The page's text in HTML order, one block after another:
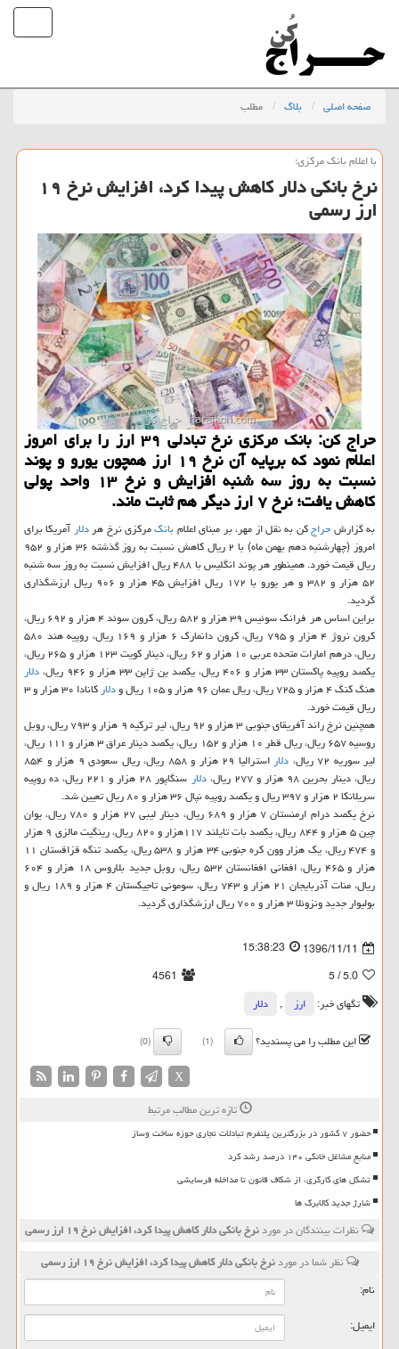
صفحه اصلی بلاگ مطلب
با اعلام بانك مركزی؛
نرخ بانكی دلار كاهش پیدا كرد، افزایش نرخ ۱۹
ارز رسمی
حراج كن: بانك مركزی نرخ تبادلی ۳۹ ارز را برای امروز
اعلام نمود كه برپایه آن نرخ ۱۹ ارز همچون یورو و پوند
نسبت به روز سه شنبه افزایش و نرخ ۱۳ واحد پولی
كاهش یافت؛ نرخ ۷ ارز دیگر هم ثابت ماند.
به گزارشحراجكن به نقل از مهر، بر مبنای اعلامبانكمركزی نرخ هردلارآمریكا برای
امروز (چهارشنبه دهم بهمن ماه) با ۲ ریال كاهش نسبت به روز گذشته ۳۶ هزار و ۹۵۲
ریال قیمت خورد. همینطور هر پوند انگلیس با ۴۸۸ ریال افزایش نسبت به روز سه شنبه
۵۲ هزار و ۳۸۲ و هر یورو با ۱۷۲ ریال افزایش ۴۵ هزار و ۹۰۶ ریال ارزشگذاری
گردید.
براین اساس هر فرانك سوئیس ۳۹ هزار و ۵۸۲ ریال، كرون سوئد ۴ هزار و ۶۹۲ ریال،
كرون نروژ ۴ هزار و ۷۹۵ ریال، كرون دانمارك ۶ هزار و ۱۶۹ ریال، روپیه هند ۵۸۰
ریال، درهم امارات متحده عربی ۱۰ هزار و ۶۲ ریال، دینار كویت ۱۲۳ هزار و ۲۶۵ ریال،
یكصد روپیه پاكستان ۳۳ هزار و ۴۰۶ ریال، یكصد ین ژاپن ۳۳ هزار و ۹۴۶ ریال،
دلار
هنگ كنگ ۴ هزار و ۷۲۵ ریال، ریال عمان ۹۶ هزار و ۱۰۵ ریال و
دلار
كانادا ۳۰ هزار و ۳
ریال قیمت خورد.
همچنین نرخ راند آفریقای جنوبی ۳ هزار و ۹۲ ریال، لیر تركیه ۹ هزار و ۷۹۳ ریال، روبل
روسیه ۶۵۷ ریال، ریال قطر ۱۰ هزار و ۱۵۲ ریال، یكصد دینار عراق ۳ هزار و ۱۱۱ ریال،
لیر سوریه ۷۲ ریال،
دلار
استرالیا ۲۹ هزار و ۸۵۸ ریال، ریال سعودی ۹ هزار و ۸۵۴
ریال، دینار بحرین ۹۸ هزار و ۲۷۷ ریال،
دلار
سنگاپور ۲۸ هزار و ۲۲۱ ریال، ده روپیه
سریلانكا ۲ هزار و ۳۹۷ ریال و یكصد روپیه نپال ۳۶ هزار و ۸۰ ریال تعیین شد.
نرخ یكصد درام ارمنستان ۷ هزار و ۶۸۹ ریال، دینار لیبی ۲۷ هزار و ۷۸۰ ریال، یوان
چین ۵ هزار و ۸۴۴ ریال، یكصد بات تایلند ۱۱۷هزار و ۸۲۰ ریال، رینگیت مالزی ۹ هزار
و ۴۷۴ ریال، یك هزار وون كره جنوبی ۳۴ هزار و ۵۳۸ ریال، یكصد تنگه قزاقستان ۱۱
هزار و ۴۶۵ ریال، افغانی افغانستان ۵۳۲ ریال، روبل جدید بلاروس ۱۸ هزار و ۶۰۴
ریال، منات آذربایجان ۲۱ هزار و ۷۴۳ ریال، سومونی تاجیكستان ۴ هزار و ۱۸۹ ریال و
بولیوار جدید ونزوئلا ۳ هزار و ۷۰۰ ریال ارزشگذاری گردید.
1396/11/11
15:38:23
5.0
/ 5
4561
تگهای خبر:
ارز ,
دلار
این مطلب را می پسندید؟
(1)
(0)
X
تازه ترین مطالب مرتبط
حضور ۷ کشور در بزرگترین پلتفرم تبادلات تجاری حوزه ساخت وساز
منابع مشاغل خانگی ۱۴۰ درصد رشد کرد
تشکل های کارگری، از شکاف قانون تا مداخله فرسایشی
شارژ جدید کالابرگ ها
نظرات بینندگان در موردنرخ بانكی دلار كاهش پیدا كرد، افزایش نرخ ۱۹ ارز رسمی
نظر شما در موردنرخ بانكی دلار كاهش پیدا كرد، افزایش نرخ ۱۹ ارز رسمی
نام:
ایمیل: